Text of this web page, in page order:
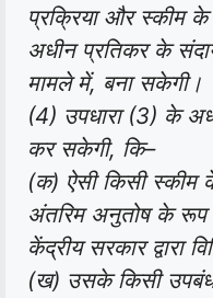
प्रक्रिया और स्कीम
अधीन प्रतिकर के
मामले में, बना सकेगी।
(4) उपधारा (3) के
कर सकेगी, कि–
(क) ऐसी किसी स्कीम
अंतरिम अनुतोष के रूप
केंद्रीय सरकार द्वारा
(ख) उसके किसी